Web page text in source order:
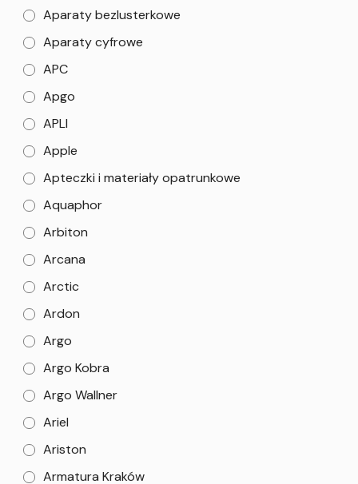
Aparaty bezlusterkowe
Aparaty cyfrowe
APC
Apgo
APLI
Apple
Apteczki i materiały opatrunkowe
Aquaphor
Arbiton
Arcana
Arctic
Ardon
Argo
Argo Kobra
Argo Wallner
Ariel
Ariston
Armatura Kraków